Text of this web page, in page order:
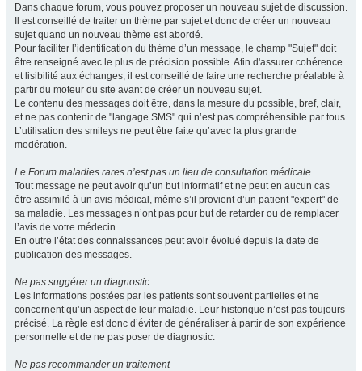
Dans chaque forum, vous pouvez proposer un nouveau sujet de discussion.
Il est conseillé de traiter un thème par sujet et donc de créer un nouveau
sujet quand un nouveau thème est abordé.
Pour faciliter l’identification du thème d’un message, le champ "Sujet" doit
être renseigné avec le plus de précision possible. Afin d'assurer cohérence
et lisibilité aux échanges, il est conseillé de faire une recherche préalable à
partir du moteur du site avant de créer un nouveau sujet.
Le contenu des messages doit être, dans la mesure du possible, bref, clair,
et ne pas contenir de "langage SMS" qui n’est pas compréhensible par tous.
L’utilisation des smileys ne peut être faite qu’avec la plus grande
modération.
Le Forum maladies rares n’est pas un lieu de consultation médicale
Tout message ne peut avoir qu’un but informatif et ne peut en aucun cas
être assimilé à un avis médical, même s’il provient d’un patient "expert" de
sa maladie. Les messages n’ont pas pour but de retarder ou de remplacer
l’avis de votre médecin.
En outre l’état des connaissances peut avoir évolué depuis la date de
publication des messages.
Ne pas suggérer un diagnostic
Les informations postées par les patients sont souvent partielles et ne
concernent qu’un aspect de leur maladie. Leur historique n’est pas toujours
précisé. La règle est donc d’éviter de généraliser à partir de son expérience
personnelle et de ne pas poser de diagnostic.
Ne pas recommander un traitement